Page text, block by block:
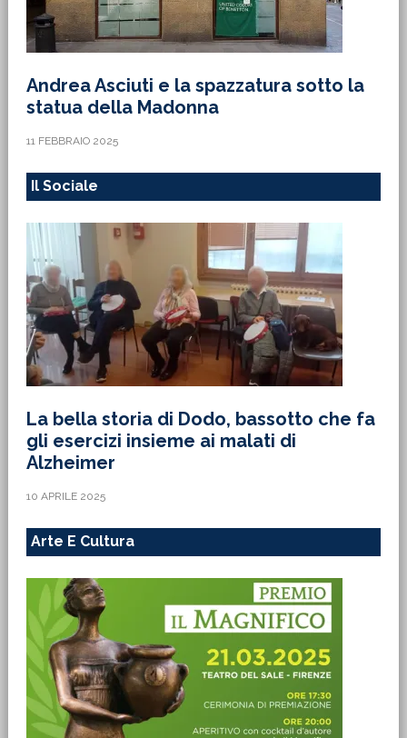
Andrea Asciuti e la spazzatura sotto la
statua della Madonna
11 FEBBRAIO 2025
Il Sociale
La bella storia di Dodo, bassotto che fa
gli esercizi insieme ai malati di
Alzheimer
10 APRILE 2025
Arte E Cultura